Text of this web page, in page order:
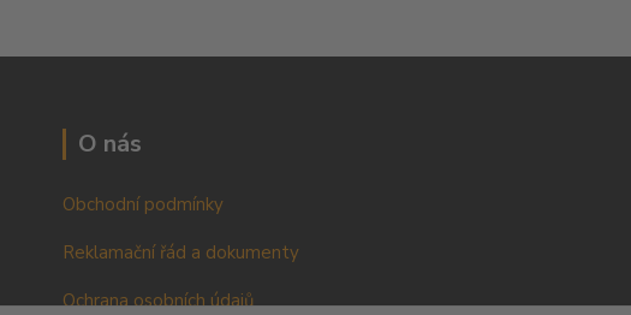
O nás
Obchodní podmínky
Reklamační řád a dokumenty
Ochrana osobních údajů